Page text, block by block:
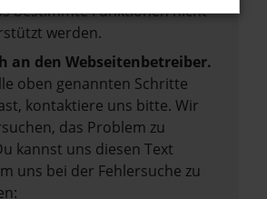
bestimmte Funktionen nicht
werden.
an den Webseitenbetreiber.
oben genannten Schritte
kontaktiere uns bitte. Wir
das Problem zu
kannst uns diesen Text
uns bei der Fehlersuche zu